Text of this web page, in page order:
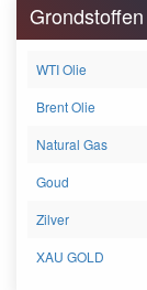
Grondstoffen
WTI Olie
Brent Olie
Natural Gas
Goud
Zilver
XAU GOLD